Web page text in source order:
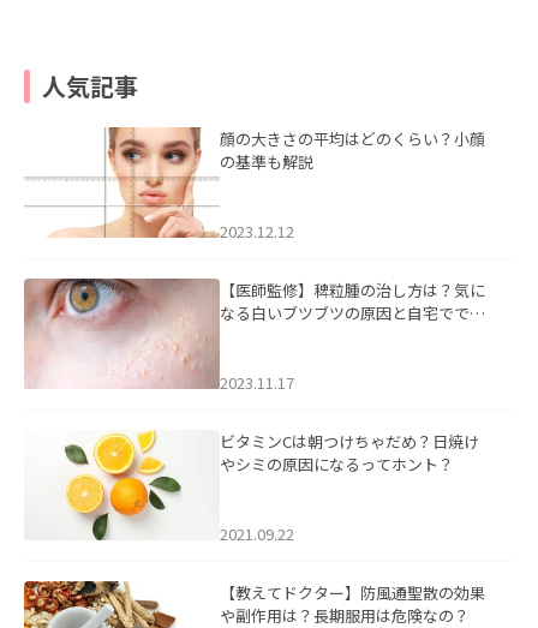
人気記事
顔の大きさの平均はどのくらい？小顔
の基準も解説
2023.12.12
【医師監修】稗粒腫の治し方は？気に
なる白いブツブツの原因と自宅ででき
2023.11.17
ビタミンCは朝つけちゃだめ？日焼け
やシミの原因になるってホント？
2021.09.22
【教えてドクター】防風通聖散の効果
や副作用は？長期服用は危険なの？